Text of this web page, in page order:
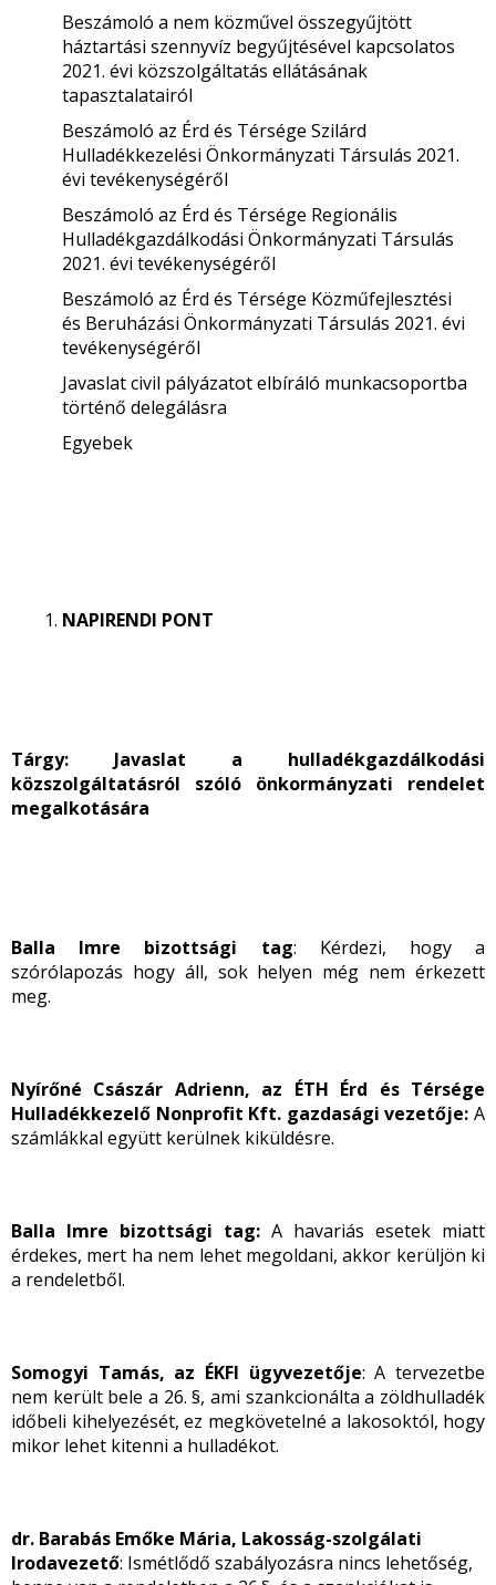
Beszámoló a nem közművel összegyűjtött
háztartási szennyvíz begyűjtésével kapcsolatos
2021. évi közszolgáltatás ellátásának
tapasztalatairól
Beszámoló az Érd és Térsége Szilárd
Hulladékkezelési Önkormányzati Társulás 2021.
évi tevékenységéről
Beszámoló az Érd és Térsége Regionális
Hulladékgazdálkodási Önkormányzati Társulás
2021. évi tevékenységéről
Beszámoló az Érd és Térsége Közműfejlesztési
és Beruházási Önkormányzati Társulás 2021. évi
tevékenységéről
Javaslat civil pályázatot elbíráló munkacsoportba
történő delegálásra
Egyebek
NAPIRENDI PONT
Tárgy: Javaslat a hulladékgazdálkodási
közszolgáltatásról szóló önkormányzati rendelet
megalkotására
Balla Imre bizottsági tag: Kérdezi, hogy a
szórólapozás hogy áll, sok helyen még nem érkezett
meg.
Nyírőné Császár Adrienn, az ÉTH Érd és Térsége
Hulladékkezelő Nonprofit Kft. gazdasági vezetője:A
számlákkal együtt kerülnek kiküldésre.
Balla Imre bizottsági tag: A havariás esetek miatt
érdekes, mert ha nem lehet megoldani, akkor kerüljön ki
a rendeletből.
Somogyi Tamás, az ÉKFI ügyvezetője: A tervezetbe
nem került bele a 26. §, ami szankcionálta a zöldhulladék
időbeli kihelyezését, ez megkövetelné a lakosoktól, hogy
mikor lehet kitenni a hulladékot.
dr. Barabás Emőke Mária, Lakosság-szolgálati
Irodavezető: Ismétlődő szabályozásra nincs lehetőség,